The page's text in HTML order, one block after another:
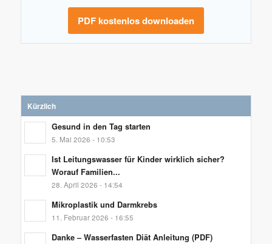
PDF kostenlos downloaden
Kürzlich
Gesund in den Tag starten
5. Mai 2026 - 10:53
Ist Leitungswasser für Kinder wirklich sicher?
Worauf Familien...
28. April 2026 - 14:54
Mikroplastik und Darmkrebs
11. Februar 2026 - 16:55
Danke – Wasserfasten Diät Anleitung (PDF)